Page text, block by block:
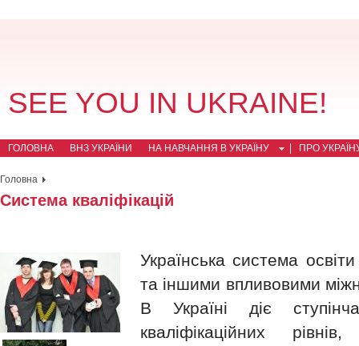
SEE YOU IN UKRAINE!
ГОЛОВНА ВНЗ УКРАЇНИ НА НАВЧАННЯ В УКРАЇНУ ПРО
Головна
Система кваліфікацій
Українська система
та іншими впливовими
В Україні діє
кваліфікаційних